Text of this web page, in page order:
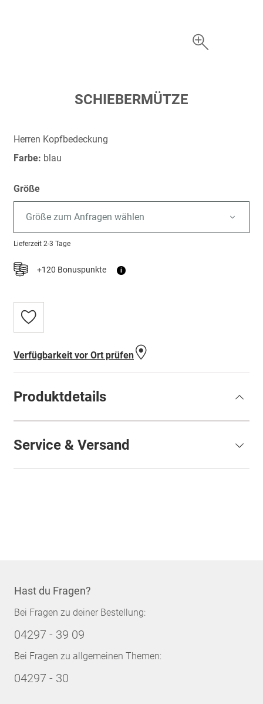
springen
SCHIEBERMÜTZE
Herren Kopfbedeckung
Farbe: blau
Größe
Größe zum Anfragen wählen
Lieferzeit 2-3 Tage
+120 Bonuspunkte i
Zur
Wunschliste
Verfügbarkeit vor Ort prüfen
Produktdetails
Service & Versand
Hast du Fragen?
Bei Fragen zu deiner Bestellung:
04297 - 39 09
Bei Fragen zu allgemeinen Themen:
04297 - 30